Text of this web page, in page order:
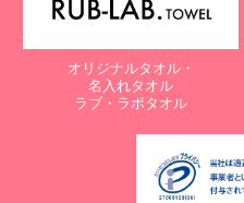
オリジナルタオル・
名入れタオル
ラブ・ラボタオル